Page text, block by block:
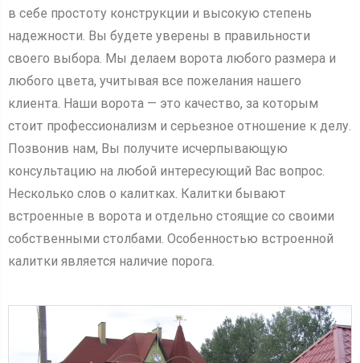
в себе простоту конструкции и высокую степень
надежности. Вы будете уверены в правильности
своего выбора. Мы делаем ворота любого размера и
любого цвета, учитывая все пожелания нашего
клиента. Наши ворота — это качество, за которым
стоит профессионализм и серьезное отношение к делу.
Позвонив нам, Вы получите исчерпывающую
консультацию на любой интересующий Вас вопрос.
Несколько слов о калитках. Калитки бывают
встроенные в ворота и отдельно стоящие со своими
собственными столбами. Особенностью встроенной
калитки является наличие порога.